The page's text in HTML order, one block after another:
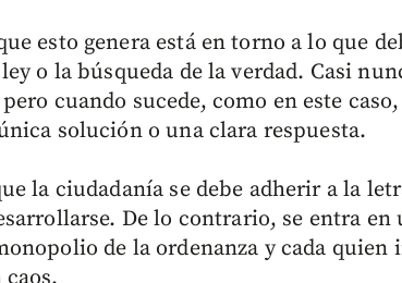
esto genera está en torno a lo que
o la búsqueda de la verdad. Casi
cuando sucede, como en este
solución o una clara respuesta.
la ciudadanía se debe adherir a la
De lo contrario, se entra en
de la ordenanza y cada quien